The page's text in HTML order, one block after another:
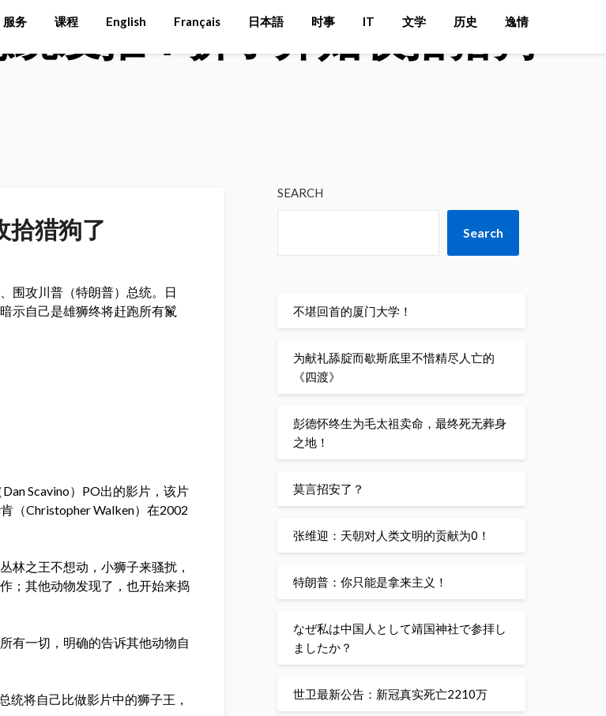
服务 课程 English Français 日本語 时事 IT 文学 历史 逸情
统发推：狮子开始收拾猎狗
拾猎狗了
围攻川普（特朗普）总统。日
示自己是雄狮终将赶跑所有鬣
Scavino）PO出的影片，该片
（Christopher Walken）在2002
林之王不想动，小狮子来骚扰，
；其他动物发现了，也开始来捣
有一切，明确的告诉其他动物自
统将自己比做影片中的狮子王，
SEARCH
Search
不堪回首的厦门大学！
为献礼舔腚而歇斯底里不惜精尽人亡的
《四渡》
彭德怀终生为毛太祖卖命，最终死无葬身
之地！
莫言招安了？
张维迎：天朝对人类文明的贡献为0！
特朗普：你只能是拿来主义！
なぜ私は中国人として靖国神社で参拝し
ましたか？
世卫最新公告：新冠真实死亡2210万